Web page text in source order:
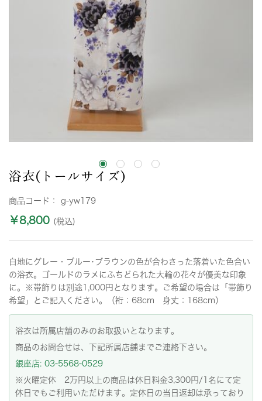
浴衣(トールサイズ)
商品コード： g-yw179
￥8,800 (税込)
白地にグレー・ブルー･ブラウンの色が合わさった落着いた色合い
の浴衣。ゴールドのラメにふちどられた大輪の花々が優美な印象
に。※帯飾りは別途1,000円となります。ご希望の場合は「帯飾り
希望」とご記入ください。（裄：68cm 身丈：168cm）
浴衣は所属店舗のみのお取扱いとなります。
商品のお問合せは、下記所属店舗までご連絡下さい。
銀座店: 03-5568-0529
※火曜定休 2万円以上の商品は休日料金3,300円/1名にて定
休日でもご利用いただけます。定休日の当日返却は承っており